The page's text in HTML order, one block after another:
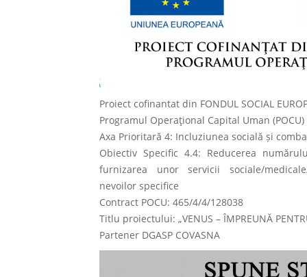
Proiect cofinantat din FONDUL SOCIAL
Programul Operaţional Capital Uman (POCU)
Axa Prioritară 4: Incluziunea socială și
Obiectiv Specific 4.4: Reducerea
furnizarea unor servicii sociale/
nevoilor specifice
Contract POCU: 465/4/4/128038
Titlu proiectului: „VENUS – ÎMPREUNĂ
Partener DGASP COVASNA